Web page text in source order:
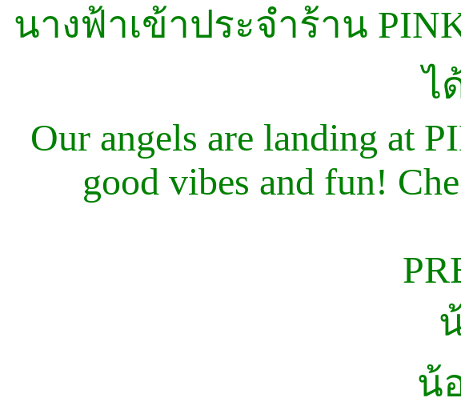
นางฟ้าเข้าประจำร้าน
ไ
Our angels are landing at
good vibes and fun!
น้